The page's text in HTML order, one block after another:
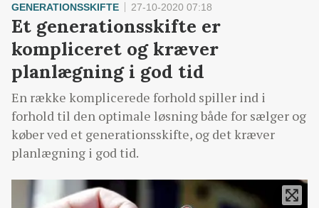
GENERATIONSSKIFTE 27-10-2020 07:18
Et generationsskifte er
kompliceret og kræver
planlægning i god tid
En række komplicerede forhold spiller ind i
forhold til den optimale løsning både for sælger og
køber ved et generationsskifte, og det kræver
planlægning i god tid.